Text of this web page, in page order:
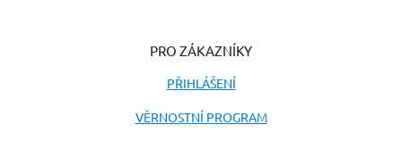
PRO ZÁKAZNÍKY
PŘIHLÁŠENÍ
VĚRNOSTNÍ PROGRAM